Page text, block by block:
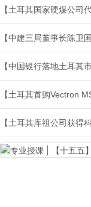
【土耳其国家硬煤公司
【中建三局董事长陈卫
【中国银行落地土耳其
【土耳其首购Vectron
【土耳其库祖公司获得